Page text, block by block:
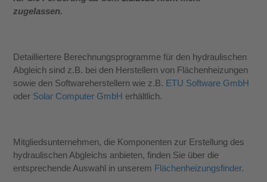
zugelassen.
Detailliertere Berechnungsprogramme für den hydraulischen
Abgleich sind z.B. bei den Herstellern von Flächenheizungen
sowie den Softwareherstellern wie z.B. ETU Software GmbH
oder Solar Computer GmbH erhältlich.
Mitgliedsunternehmen, die Komponenten zur Erstellung des
hydraulischen Abgleichs anbieten, finden Sie über die
entsprechende Auswahl in unserem Flächenheizungsfinder.